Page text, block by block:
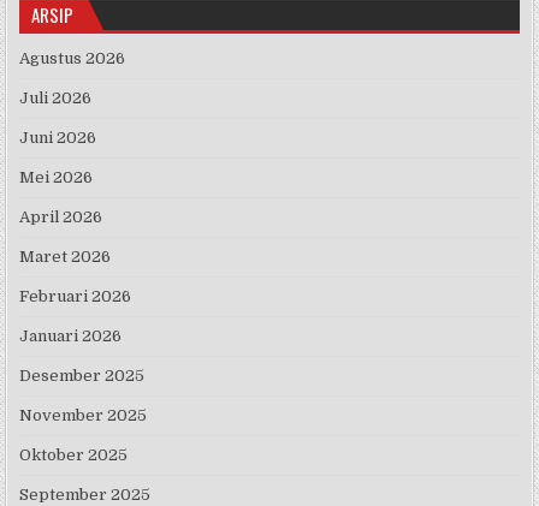
ARSIP
Agustus 2026
Juli 2026
Juni 2026
Mei 2026
April 2026
Maret 2026
Februari 2026
Januari 2026
Desember 2025
November 2025
Oktober 2025
September 2025